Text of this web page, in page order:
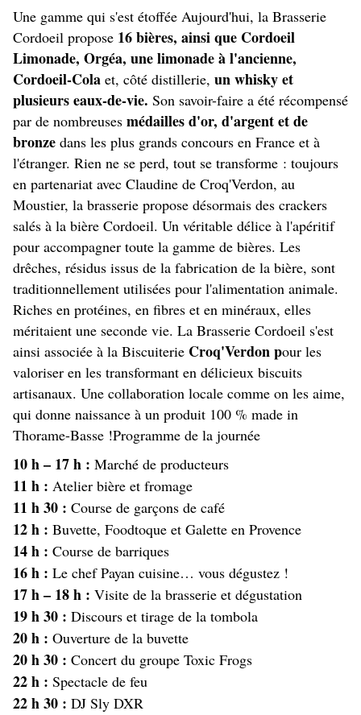
Une gamme qui s'est étoffée Aujourd'hui, la Brasserie
Cordoeil propose 16 bières, ainsi que Cordoeil
Limonade, Orgéa, une limonade à l'ancienne,
Cordoeil-Cola et, côté distillerie, un whisky et
plusieurs eaux-de-vie. Son savoir-faire a été récompensé
par de nombreuses médailles d'or, d'argent et de
bronze dans les plus grands concours en France et à
l'étranger. Rien ne se perd, tout se transforme : toujours
en partenariat avec Claudine de Croq'Verdon, au
Moustier, la brasserie propose désormais des crackers
salés à la bière Cordoeil. Un véritable délice à l'apéritif
pour accompagner toute la gamme de bières. Les
drêches, résidus issus de la fabrication de la bière, sont
traditionnellement utilisées pour l'alimentation animale.
Riches en protéines, en fibres et en minéraux, elles
méritaient une seconde vie. La Brasserie Cordoeil s'est
ainsi associée à la Biscuiterie Croq'Verdon pour les
valoriser en les transformant en délicieux biscuits
artisanaux. Une collaboration locale comme on les aime,
qui donne naissance à un produit 100 % made in
Thorame-Basse !Programme de la journée
10 h – 17 h : Marché de producteurs
11 h : Atelier bière et fromage
11 h 30 : Course de garçons de café
12 h : Buvette, Foodtoque et Galette en Provence
14 h : Course de barriques
16 h : Le chef Payan cuisine… vous dégustez !
17 h – 18 h : Visite de la brasserie et dégustation
19 h 30 : Discours et tirage de la tombola
20 h : Ouverture de la buvette
20 h 30 : Concert du groupe Toxic Frogs
22 h : Spectacle de feu
22 h 30 : DJ Sly DXR